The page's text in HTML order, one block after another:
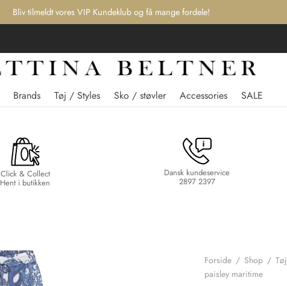
Bliv tilmeldt vores VIP Kundeklub og få mange fordele!
Brands Tøj / Styles Sko / støvler Accessories SALE
Click & Collect
Hent i butikken
Dansk kundeservice
2897 2397
Forside / Shop / Tøj
paisley maritime